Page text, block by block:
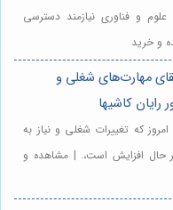
و فناوری نیازمند دسترسی
و خرید
مهارت‌های شغلی و
کاشیها
که تغییرات شغلی و نیاز به
حال افزایش است،. | مشاهده و